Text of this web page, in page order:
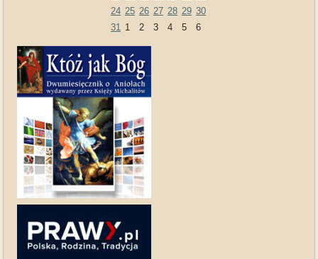
24 25 26 27 28 29 30
31 1 2 3 4 5 6